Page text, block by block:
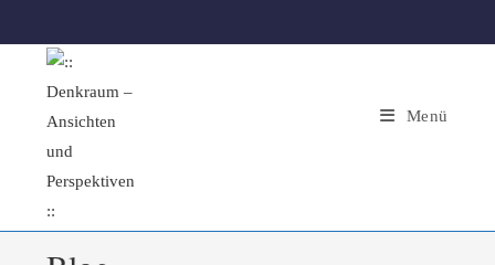
Inhalt
springen
Menü